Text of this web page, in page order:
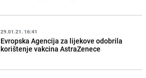
29.01.21. 16:41
Evropska Agencija za lijekove odobrila
korištenje vakcina AstraZenece